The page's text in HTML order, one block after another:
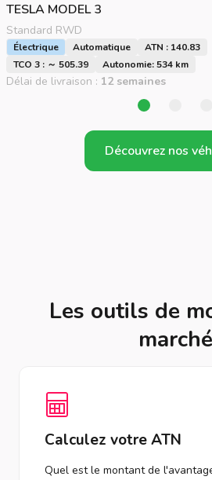
TESLA MODEL 3
Standard RWD
Électrique Automatique
ATN : 140.83
TCO 3 : ～ 505.39
Autonomie: 534 km
Délai de livraison : 12 semaines
Découvrez nos
Les outils de
marché
Calculez votre ATN
Quel est le montant de